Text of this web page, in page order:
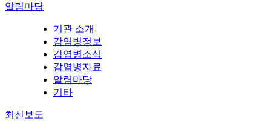
알림마당
기관 소개
감염병정보
감염병소식
감염병자료
알림마당
기타
최신보도